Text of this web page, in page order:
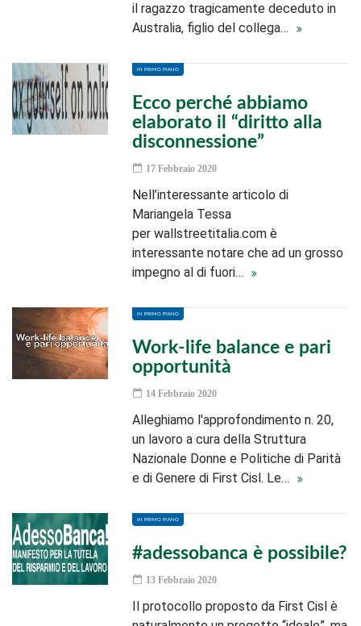
il ragazzo tragicamente deceduto in
Australia, figlio del collega…
IN PRIMO PIANO
Ecco perché abbiamo
elaborato il “diritto alla
disconnessione”
17 Febbraio 2020
Nell’interessante articolo di
Mariangela Tessa
per wallstreetitalia.com è
interessante notare che ad un grosso
impegno al di fuori…
IN PRIMO PIANO
Work-life balance e pari
opportunità
14 Febbraio 2020
Alleghiamo l'approfondimento n. 20,
un lavoro a cura della Struttura
Nazionale Donne e Politiche di Parità
e di Genere di First Cisl. Le…
IN PRIMO PIANO
#adessobanca è possibile?
13 Febbraio 2020
Il protocollo proposto da First Cisl è